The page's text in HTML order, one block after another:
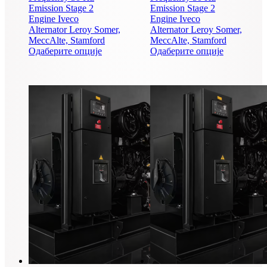
Emission Stage 2
Engine Iveco
Alternator Leroy Somer,
MeccAlte, Stamford
Одаберите опцијеОвај
варијанти.
Опције
могу
бити
изабране
страници
производа.
Emission Stage 2
Engine Iveco
Alternator Leroy Somer,
MeccAlte, Stamford
Одаберите опцијеОвај
варијанти.
Опције
могу
бити
изабране
страници
производа.